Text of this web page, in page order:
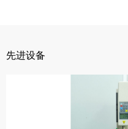
先进设备